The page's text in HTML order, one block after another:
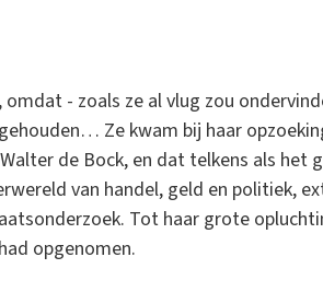
omdat - zoals ze al vlug zou
Ze kwam bij haar
de Bock, en dat telkens als het
van handel, geld en politiek,
Tot haar grote
opgenomen.